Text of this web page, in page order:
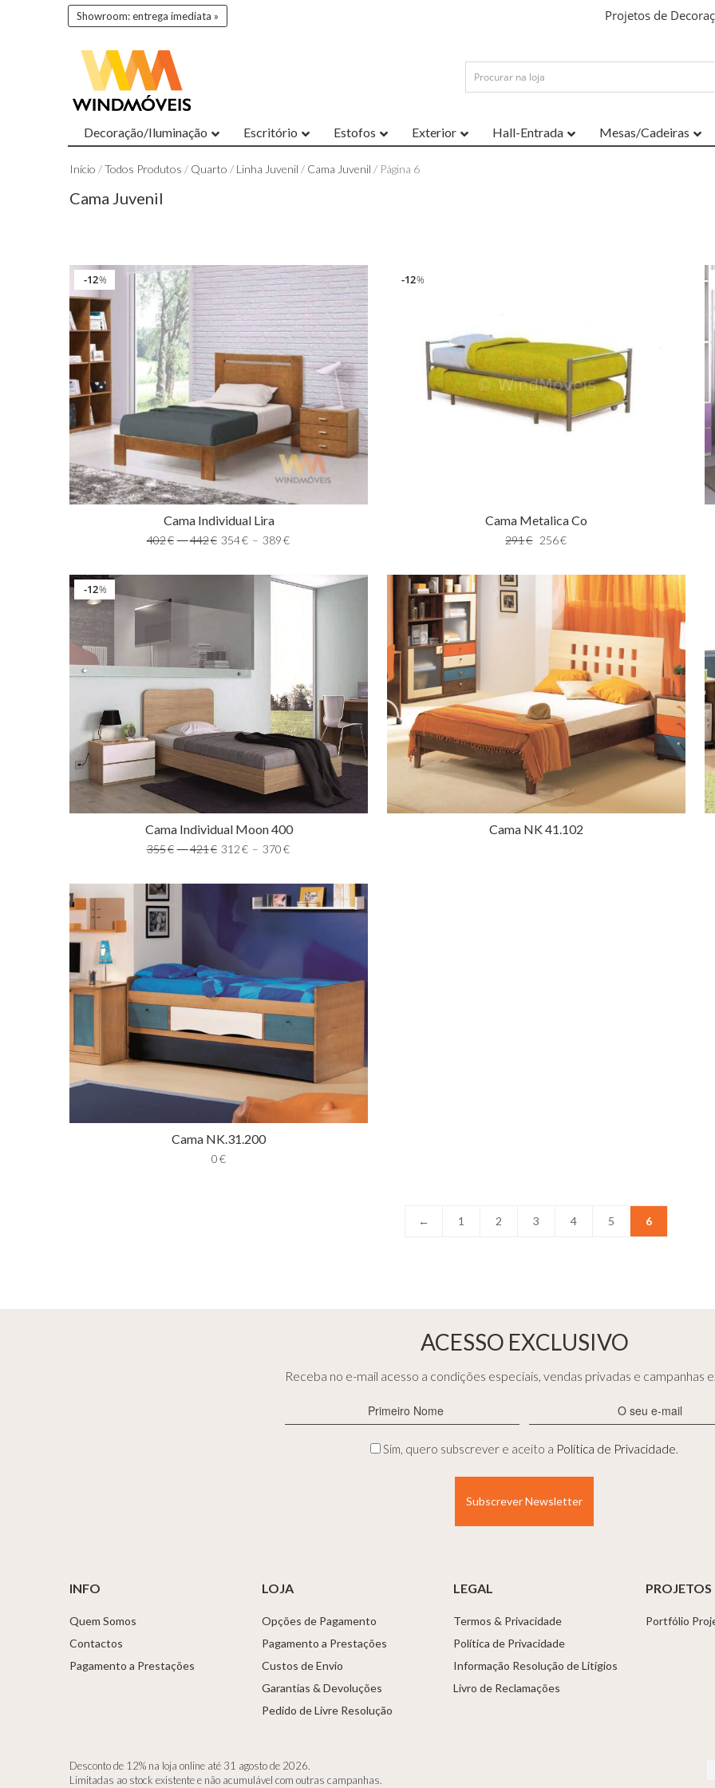
Showroom: entrega imediata » Projetos de
Decoração/Iluminação Escritório Estofos Exterior Hall-Entrada Mesas/Cadeiras
Início /Todos Produtos / Quarto / Linha Juvenil / Cama Juvenil / Página 6
Cama Juvenil
%
12
Cama Individual Lira
402€ –442€ 354€ – 389€
%
12
Cama Metalica Co
291€ 256€
%
12
Cama Individual Moon 400
355€ –421€ 312€ – 370€
Cama NK 41.102
Cama NK.31.200
0€
← 1 2 3 4 5 6
ACESSO EXCLUSIVO
Receba no e-mail acesso a condições especiais, vendas privadas e campanhas
Primeiro
Nome
(Obrigatório)
mail
(Obrigatório)
Privacidade
Sim, quero subscrever e aceito a Política de Privacidade.
INFO
Quem Somos
Contactos
Pagamento a Prestações
LOJA
Opções de Pagamento
Pagamento a Prestações
Custos de Envio
Garantias & Devoluções
Pedido de Livre Resolução
LEGAL
Termos & Privacidade
Política de Privacidade
Informação Resolução de Litígios
Livro de Reclamações
PROJETOS
Portfólio
Desconto de 12% na loja online até 31 agosto de 2026.
Limitadas ao stock existente e não acumulável com outras campanhas.